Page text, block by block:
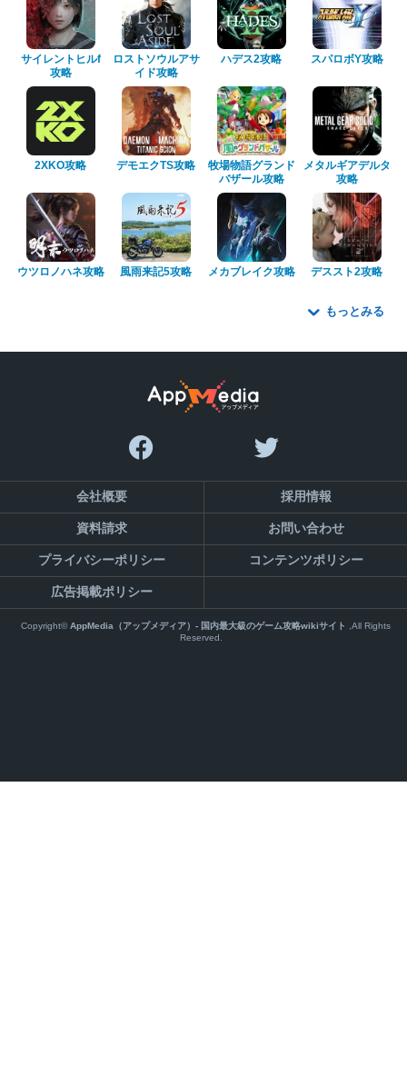
サイレントヒルf
攻略
ロストソウルアサ
イド攻略
ハデス2攻略 スパロボY攻略
2XKO攻略 デモエクTS攻略
牧場物語グランド
バザール攻略
メタルギアデルタ
攻略
ウツロノハネ攻略 風雨来記5攻略 メカブレイク攻略 デススト2攻略
もっとみる
会社概要 採用情報
資料請求 お問い合わせ
プライバシーポリシー コンテンツポリシー
広告掲載ポリシー
Copyright©AppMedia（アップメディア）- 国内最大級のゲーム攻略wikiサイト ,All Rights
Reserved.